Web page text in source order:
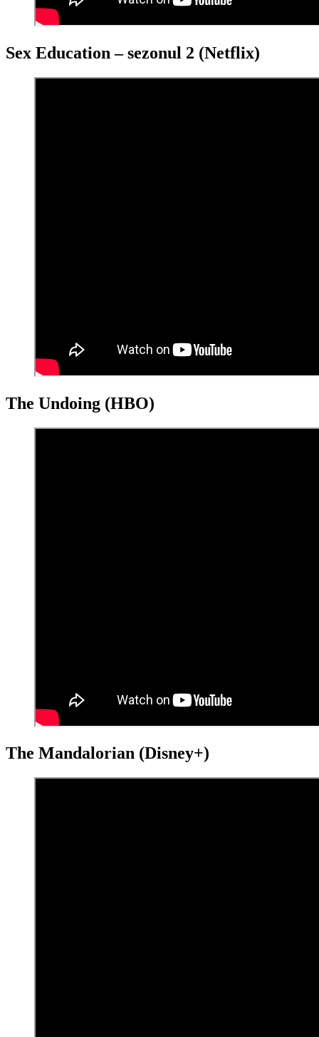
Sex Education – sezonul 2 (Netflix)
The Undoing (HBO)
The Mandalorian (Disney+)